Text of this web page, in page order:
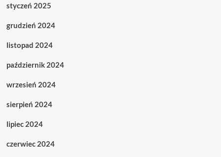
styczeń 2025
grudzień 2024
listopad 2024
październik 2024
wrzesień 2024
sierpień 2024
lipiec 2024
czerwiec 2024